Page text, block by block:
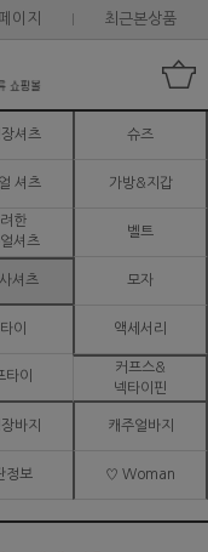
이지 최근본상품
셔츠 슈즈
셔츠 가방&지갑
한
셔츠
벨트
셔츠 모자
이 액세서리
타이
커프스&
넥타이핀
바지 캐주얼바지
정보 ♡ Woman